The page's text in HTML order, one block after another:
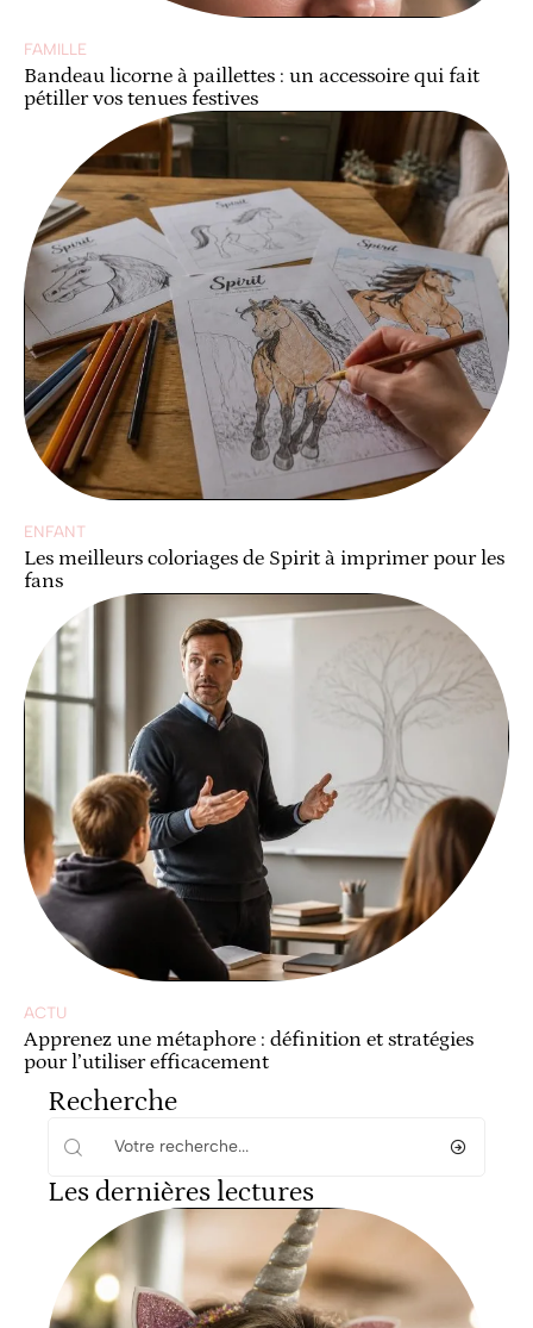
FAMILLE
Bandeau licorne à paillettes : un accessoire qui fait
pétiller vos tenues festives
ENFANT
Les meilleurs coloriages de Spirit à imprimer pour les
fans
ACTU
Apprenez une métaphore : définition et stratégies
pour l’utiliser efficacement
Recherche
Les dernières lectures